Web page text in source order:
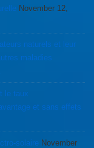
November 12,
maladies
le taux
et sans effets
solaire November